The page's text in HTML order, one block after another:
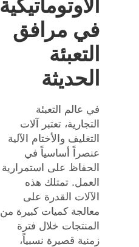
الأوتوماتيكية
في مرافق
التعبئة
الحديثة
في عالم التعبئة
التجارية، تعتبر آلات
التغليف والأختام الآلية
عنصراً أساسياً في
الحفاظ على استمرارية
العمل. تمتلك هذه
الآلات القدرة على
معالجة كميات كبيرة من
المنتجات خلال فترة
زمنية قصيرة نسبياً،